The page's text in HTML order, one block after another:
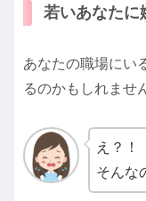
若いあなたに
あなたの職場にい
るのかもしれませ
え？！
そんな